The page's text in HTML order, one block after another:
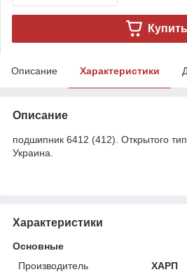
Купить
Описание Характеристики
Описание
подшипник 6412 (412). Открытого
Украина.
Характеристики
Основные
Производитель
ХАРП